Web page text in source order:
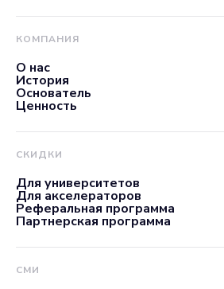
КОМПАНИЯ
О нас
История
Основатель
Ценность
СКИДКИ
Для университетов
Для акселераторов
Реферальная программа
Партнерская программа
СМИ